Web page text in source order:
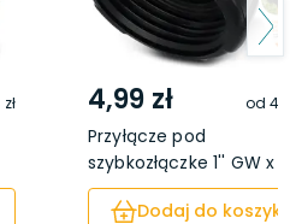
4,99 zł od
Przyłącze pod
szybkozłączke 1'' GW x
Dodaj do